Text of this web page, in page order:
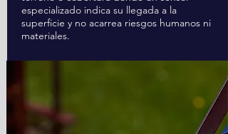
especializado indica su llegada a la
superficie y no acarrea riesgos humanos ni
materiales.